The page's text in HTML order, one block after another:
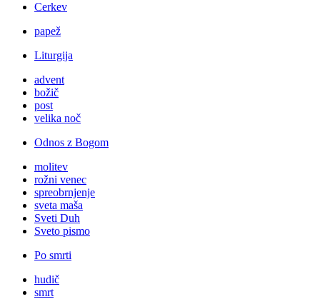
Cerkev
papež
Liturgija
advent
božič
post
velika noč
Odnos z Bogom
molitev
rožni venec
spreobrnjenje
sveta maša
Sveti Duh
Sveto pismo
Po smrti
hudič
smrt